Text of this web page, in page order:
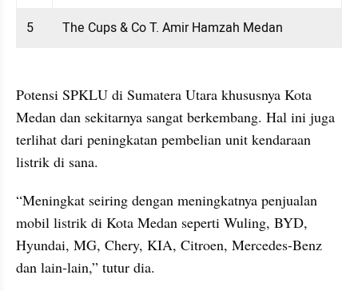
5 The Cups & Co T. Amir Hamzah Medan
Potensi SPKLU di Sumatera Utara khususnya Kota
Medan dan sekitarnya sangat berkembang. Hal ini juga
terlihat dari peningkatan pembelian unit kendaraan
listrik di sana.
“Meningkat seiring dengan meningkatnya penjualan
mobil listrik di Kota Medan seperti Wuling, BYD,
Hyundai, MG, Chery, KIA, Citroen, Mercedes-Benz
dan lain-lain,” tutur dia.